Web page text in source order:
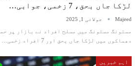
لڑکا جاں بحق، 7 زخمی، جوابی…
Majeed جولائی 1, 2025
مستونگ مستونگ میں مسلح افراد نے بازار پر
دھماکوں میں لڑکا جاں بحق اور 7 افراد زخمی…
اہم خبریں